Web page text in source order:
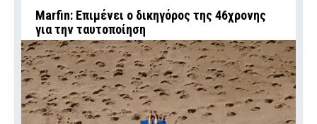
Marfin: Επιμένει ο δικηγόρος της 46χρονης
για την ταυτοποίηση